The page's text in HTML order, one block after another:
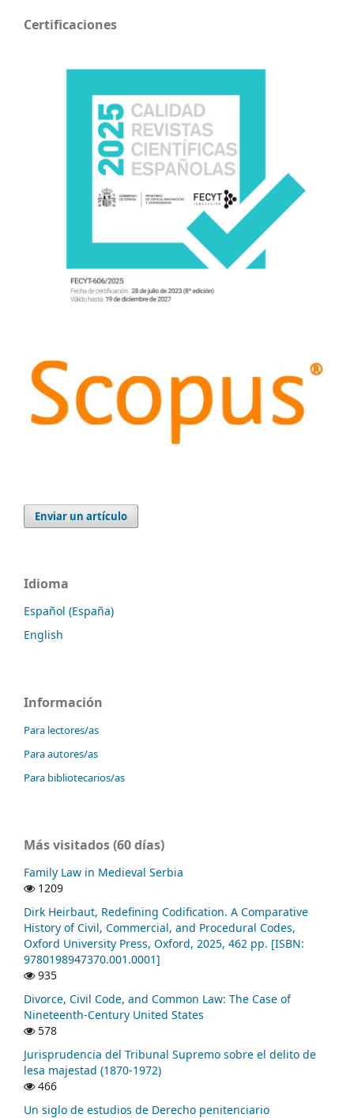
Certificaciones
Enviar un artículo
Idioma
Español (España)
English
Información
Para lectores/as
Para autores/as
Para bibliotecarios/as
Más visitados (60 días)
Family Law in Medieval Serbia
1209
Dirk Heirbaut, Redefining Codification. A Comparative
History of Civil, Commercial, and Procedural Codes,
Oxford University Press, Oxford, 2025, 462 pp. [ISBN:
9780198947370.001.0001]
935
Divorce, Civil Code, and Common Law: The Case of
Nineteenth-Century United States
578
Jurisprudencia del Tribunal Supremo sobre el delito de
lesa majestad (1870-1972)
466
Un siglo de estudios de Derecho penitenciario